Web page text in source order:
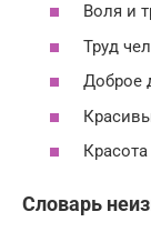
Воля и
Труд
Доброе
Словарь